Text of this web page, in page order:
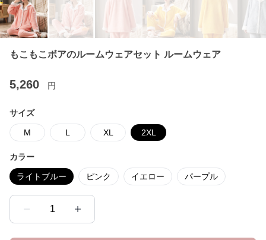
もこもこボアのルームウェアセット ルームウェア
5,260 円
サイズ
M L XL 2XL
カラー
ライトブルー ピンク イエロー パープル
1